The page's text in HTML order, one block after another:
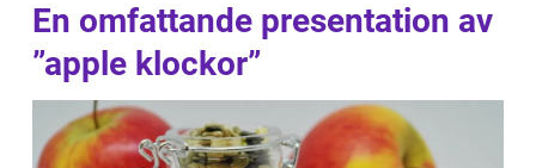
En omfattande presentation av
”apple klockor”